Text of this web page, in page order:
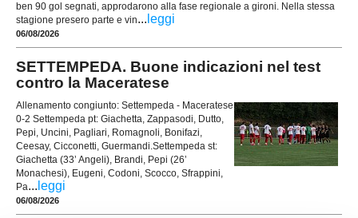
ben 90 gol segnati, approdarono alla fase regionale a gironi. Nella stessa
stagione presero parte e vin... leggi
06/08/2026
SETTEMPEDA. Buone indicazioni nel test
contro la Maceratese
Allenamento congiunto: Settempeda - Maceratese
0-2 Settempeda pt: Giachetta, Zappasodi, Dutto,
Pepi, Uncini, Pagliari, Romagnoli, Bonifazi,
Ceesay, Cicconetti, Guermandi.Settempeda st:
Giachetta (33’ Angeli), Brandi, Pepi (26’
Monachesi), Eugeni, Codoni, Scocco, Sfrappini,
Pa... leggi
06/08/2026